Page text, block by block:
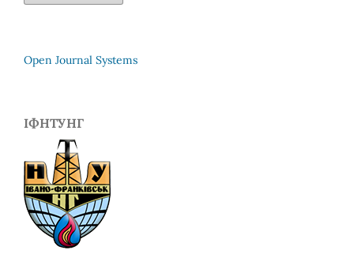
Open Journal Systems
ІФНТУНГ